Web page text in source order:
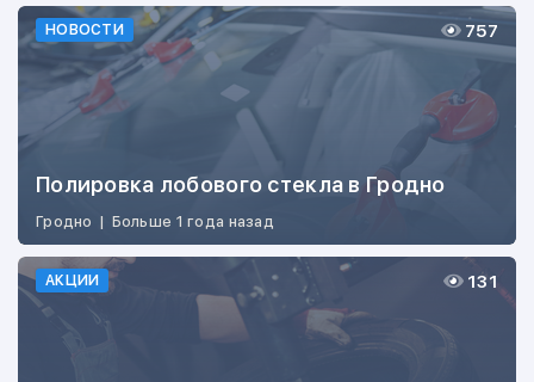
НОВОСТИ
Полировка лобового стекла в Гродно
Гродно | Больше 1 года назад
757
АКЦИИ 131